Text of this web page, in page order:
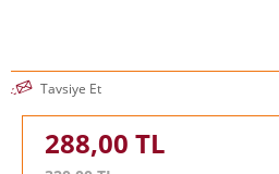
Tavsiye Et
288,00 TL